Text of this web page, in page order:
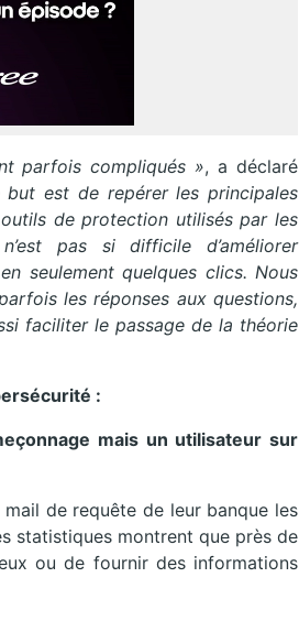
parfois compliqués », a déclaré
but est de repérer les principales
de protection utilisés par les
pas si difficile d’améliorer
seulement quelques clics. Nous
les réponses aux questions,
faciliter le passage de la théorie
:
mais un utilisateur sur
de requête de leur banque les
statistiques montrent que près de
ou de fournir des informations